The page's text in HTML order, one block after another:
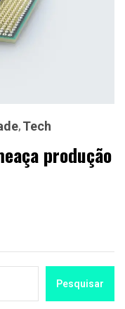
Tech
produção
Pesquisar